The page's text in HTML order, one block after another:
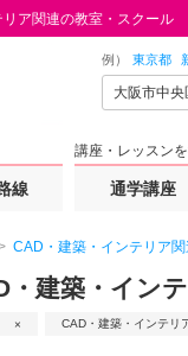
ア関連の教室・スクール
例） 東京都
線
講座・レッスン
通学講座
CAD・建築・インテリア関
・建築・イン
CAD・建築・インテリ